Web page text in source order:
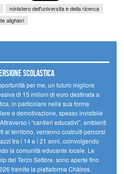
ministero dell'universita e della ricerca
alighieri
scolastica
per me, un futuro migliore
di 15 milioni di euro destinata a
in particolare nella sua forma
e demotivazione, spesso invisibile
i “cantieri educativi”, ambienti
al territorio, verranno costruiti percorsi
tra i 14 e i 21 anni, coinvolgendo
la comunità educante locale. Le
del Terzo Settore, sono aperte fino
tramite la piattaforma Chàiros.